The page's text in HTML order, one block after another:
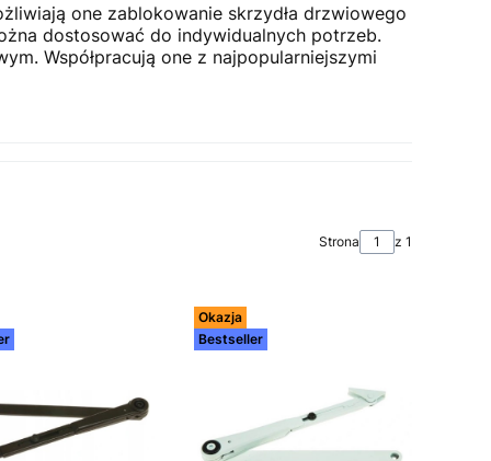
one zablokowanie skrzydła drzwiowego
dostosować do indywidualnych potrzeb.
Współpracują one z najpopularniejszymi
Strona z 1
Okazja
Bestseller